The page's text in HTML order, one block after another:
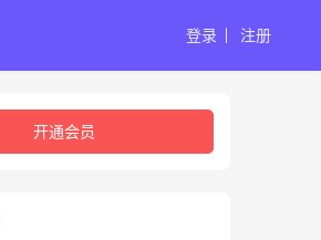
登录 注册
开通会员